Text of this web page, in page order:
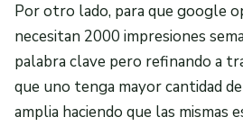
Por otro lado, para que google
necesitan 2000 impresiones
palabra clave pero refinando a
que uno tenga mayor cantidad
amplia haciendo que las mismas